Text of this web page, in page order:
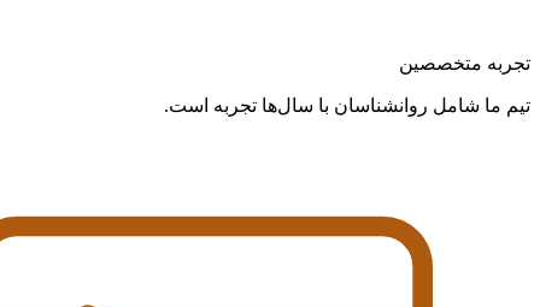
تجربه متخصصین
تیم ما شامل روانشناسان با سال‌ها تجربه است.